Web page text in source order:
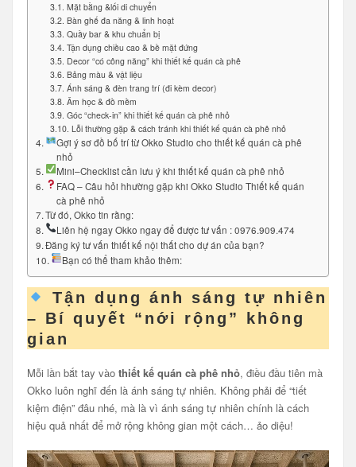
Mặt bằng &lối di chuyển
Bàn ghế đa năng & linh hoạt
Quầy bar & khu chuẩn bị
Tận dụng chiều cao & bề mặt đứng
Decor “có công năng” khi thiết kế quán cà phê
Bảng màu & vật liệu
Ánh sáng & đèn trang trí (đi kèm decor)
Âm học & đồ mềm
Góc “check-in” khi thiết kế quán cà phê nhỏ
Lỗi thường gặp & cách tránh khi thiết kế quán cà phê nhỏ
Gợi ý sơ đồ bố trí từ Okko Studio cho thiết kế quán cà phê
nhỏ
Mini–Checklist cần lưu ý khi thiết kế quán cà phê nhỏ
FAQ – Câu hỏi hhường gặp khi Okko Studio Thiết kế quán
cà phê nhỏ
Từ đó, Okko tin rằng:
Liên hệ ngay Okko ngay để được tư vấn : 0976.909.474
Đăng ký tư vấn thiết kế nội thất cho dự án của bạn?
Bạn có thể tham khảo thêm:
Tận dụng ánh sáng tự nhiên
– Bí quyết “nới rộng” không
gian
Mỗi lần bắt tay vào thiết kế quán cà phê nhỏ, điều đầu tiên mà
Okko luôn nghĩ đến là ánh sáng tự nhiên. Không phải để “tiết
kiệm điện” đâu nhé, mà là vì ánh sáng tự nhiên chính là cách
hiệu quả nhất để mở rộng không gian một cách… ảo diệu!